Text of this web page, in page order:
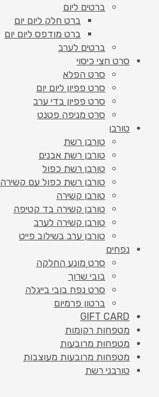
ברטים ליום
ברט חלק ליום יום
ברט מודפס ליום יום
ברטים לערב
סרט חצי כיסוי
סרט הפלא
סרט פפיון ליום יום
סרט פפיון בדי ערב
סרט מניפה פטנט
טורבן
טורבן רשת
טורבן רשת אבנים
טורבן רשת כפול
טורבן רשת כפול עם קשירה
טורבן קשירה
טורבן קשירה בד קטיפה
טורבן קשירה לערב
טורבן ערב בשילוב פייט
נפחים
סרט מונע החלקה
בובי שרוך
סרט נפח בובי בייגלה
ברטון פרמיום
GIFT CARD
מטפחות רקומות
מטפחות מרובעות
מטפחות מרובעות מעוצבות
טורבני רשת